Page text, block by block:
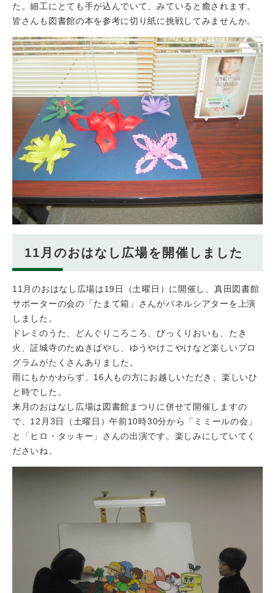
た。細工にとても手が込んでいて、みていると癒されます。
皆さんも図書館の本を参考に切り紙に挑戦してみませんか。
11月のおはなし広場を開催しました
11月のおはなし広場は19日（土曜日）に開催し、真田図書館
サポーターの会の「たまて箱」さんがパネルシアターを上演
しました。
ドレミのうた、どんぐりころころ、びっくりおいも、たき
火、証城寺のたぬきばやし、ゆうやけこやけなど楽しいプロ
グラムがたくさんありました。
雨にもかかわらず、16人もの方にお越しいただき、楽しいひ
と時でした。
来月のおはなし広場は図書館まつりに併せて開催しますの
で、12月3日（土曜日）午前10時30分から「ミミールの会」
と「ヒロ・タッキー」さんの出演です。楽しみにしていてく
ださいね。